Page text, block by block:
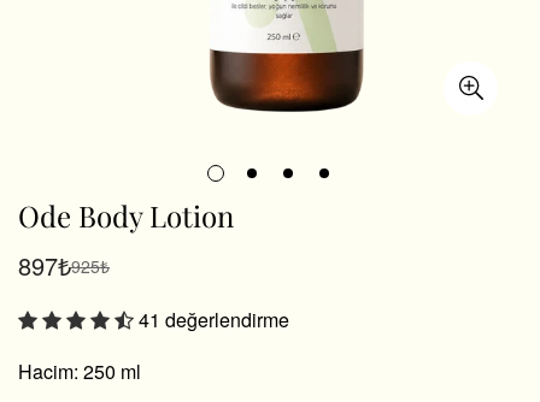
Ode Body Lotion
Satış
897₺
Normal925₺
41 değerlendirme
Hacim: 250 ml